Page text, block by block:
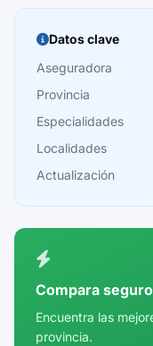
Burgos
Cáceres
Cádiz
Cantabria
Castellón
Córdoba
Cuenca
Girona
Datos clave
Aseguradora
Provincia
Especialidades
Localidades
Actualización
Compara
Encuentra las
provincia.